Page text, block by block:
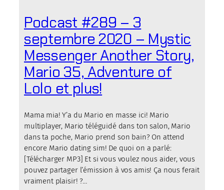
Podcast #289 – 3
septembre 2020 – Mystic
Messenger Another Story,
Mario 35, Adventure of
Lolo et plus!
Mama mia! Y’a du Mario en masse ici! Mario
multiplayer, Mario téléguidé dans ton salon, Mario
dans ta poche, Mario prend son bain? On attend
encore Mario dating sim! De quoi on a parlé:
[Télécharger MP3] Et si vous voulez nous aider, vous
pouvez partager l’émission à vos amis! Ça nous ferait
vraiment plaisir! ?…